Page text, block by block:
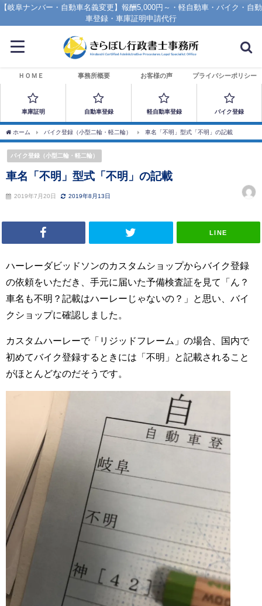
【岐阜ナンバー・自動車名義変更】報酬5,000円～・軽自動車・バイク・自動
車登録・車庫証明申請代行
ＨＯＭＥ 事務所概要 お客様の声 プライバシーポリシー
車庫証明 自動車登録 軽自動車登録 バイク登録
ホーム バイク登録（小型二輪・軽二輪） 車名「不明」型式「不明」の記載
バイク登録（小型二輪・軽二輪）
車名「不明」型式「不明」の記載
2019年7月20日 2019年8月13日
LINE
ハーレーダビッドソンのカスタムショップからバイク登録
の依頼をいただき、手元に届いた予備検査証を見て「ん？
車名も不明？記載はハーレーじゃないの？」と思い、バイ
クショップに確認しました。
カスタムハーレーで「リジッドフレーム」の場合、国内で
初めてバイク登録するときには「不明」と記載されること
がほとんどなのだそうです。